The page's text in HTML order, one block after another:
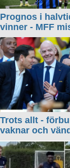
Prognos i
vinner - MFF
Trots allt -
vaknar och